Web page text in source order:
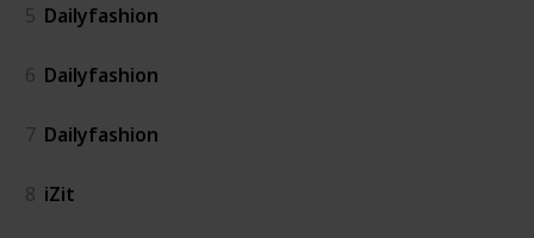
5 Dailyfashion
6 Dailyfashion
7 Dailyfashion
8 iZit